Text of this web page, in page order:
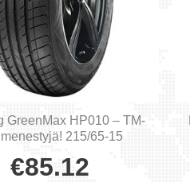
GreenMax HP010 – TM-
215/65-15
€85.12